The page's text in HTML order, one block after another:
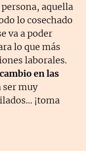
aquella
lo cosechado
va a poder
lo que más
laborales.
cambio en las
ser muy
¡toma